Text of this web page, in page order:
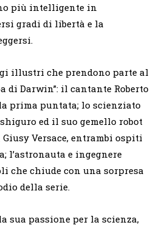
più intelligente in
gradi di libertà e la
illustri che prendono parte al
di Darwin”: il cantante Roberto
prima puntata; lo scienziato
ed il suo gemello robot
Versace, entrambi ospiti
l’astronauta e ingegnere
che chiude con una sorpresa
della serie.
sua passione per la scienza,